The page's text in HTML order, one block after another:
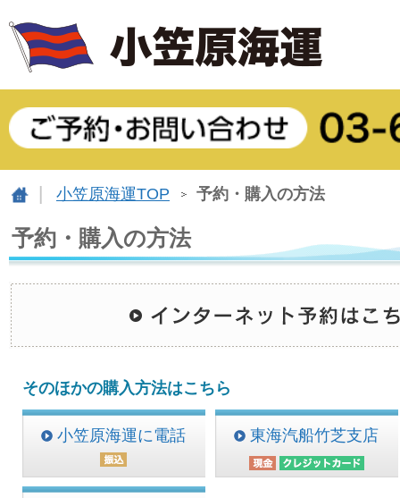
小笠原海運TOP 予約・購入の方法
予約・購入の方法
そのほかの購入方法はこちら
小笠原海運に電話 東海汽船竹芝支店